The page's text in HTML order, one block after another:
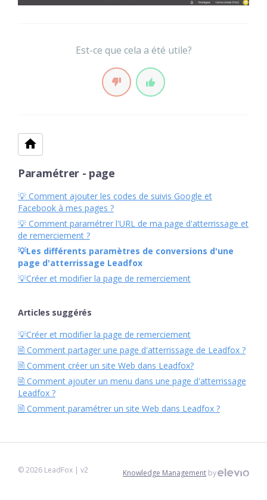
Est-ce que cela a été utile?
Paramétrer - page
💡 Comment ajouter les codes de suivis Google et
Facebook à mes pages ?
💡 Comment paramétrer l'URL de ma page d'atterrissage et
de remerciement ?
💡Les différents paramètres de conversions d'une
page d'atterrissage Leadfox
💡Créer et modifier la page de remerciement
Articles suggérés
💡Créer et modifier la page de remerciement
🗎 Comment partager une page d'atterrissage de Leadfox ?
🗎 Comment créer un site Web dans Leadfox?
🗎 Comment ajouter un menu dans une page d'atterrissage
Leadfox ?
🗎 Comment paramétrer un site Web dans Leadfox ?
©2026 LeadFox | v2 Knowledge Management by